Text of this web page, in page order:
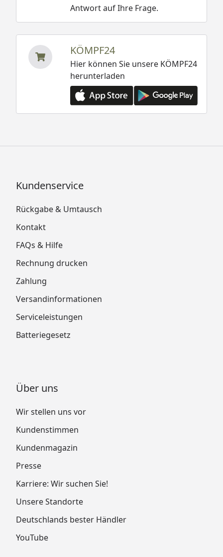
Antwort auf Ihre Frage.
KÖMPF24
Hier können Sie unsere KÖMPF24
herunterladen
Kundenservice
Rückgabe & Umtausch
Kontakt
FAQs & Hilfe
Rechnung drucken
Zahlung
Versandinformationen
Serviceleistungen
Batteriegesetz
Über uns
Wir stellen uns vor
Kundenstimmen
Kundenmagazin
Presse
Karriere: Wir suchen Sie!
Unsere Standorte
Deutschlands bester Händler
YouTube